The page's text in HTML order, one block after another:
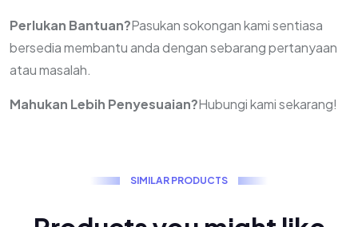
Perlukan Bantuan?Pasukan sokongan kami sentiasa
bersedia membantu anda dengan sebarang pertanyaan
atau masalah.
Mahukan Lebih Penyesuaian?Hubungi kami sekarang!
SIMILAR PRODUCTS